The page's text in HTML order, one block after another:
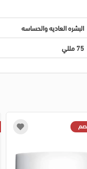
البشره العاديه والحساسه
75 مللي